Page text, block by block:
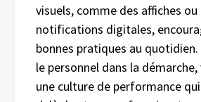
visuels, comme des affiches ou
notifications digitales,
bonnes pratiques au
le personnel dans la
une culture de performance